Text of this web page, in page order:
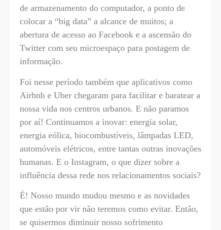
de armazenamento do computador, a ponto de
colocar a “big data” a alcance de muitos; a
abertura de acesso ao Facebook e a ascensão do
Twitter com seu microespaço para postagem de
informação.
Foi nesse período também que aplicativos como
Airbnb e Uber chegaram para facilitar e baratear a
nossa vida nos centros urbanos. E não paramos
por aí! Continuamos a inovar: energia solar,
energia eólica, biocombustíveis, lâmpadas LED,
automóveis elétricos, entre tantas outras inovações
humanas. E o Instagram, o que dizer sobre a
influência dessa rede nos relacionamentos sociais?
É! Nosso mundo mudou mesmo e as novidades
que estão por vir não teremos como evitar. Então,
se quisermos diminuir nosso sofrimento